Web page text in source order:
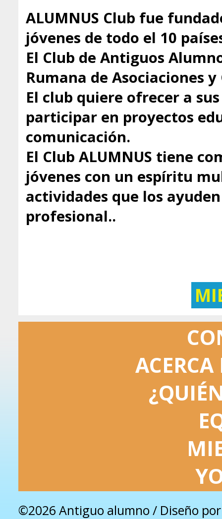
ALUMNUS Club fue
jóvenes de todo el 10
El Club de Antiguos
Rumana de Asociaciones y
El club quiere ofrecer a
participar en proyectos
comunicación.
El Club ALUMNUS tiene
jóvenes con un espíritu
actividades que los
profesional..
©2026 Antiguo alumno / Diseño